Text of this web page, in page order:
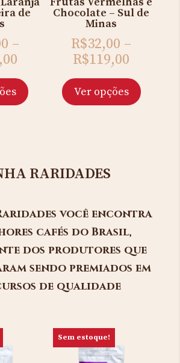
de
–
Chocolate – Sul de
Minas
R$32,00 –
R$119,00
Ver opções
RARIDADES
você encontra
cafés do Brasil,
dos produtores que
sendo premiados em
de qualidade
Sem estoque!